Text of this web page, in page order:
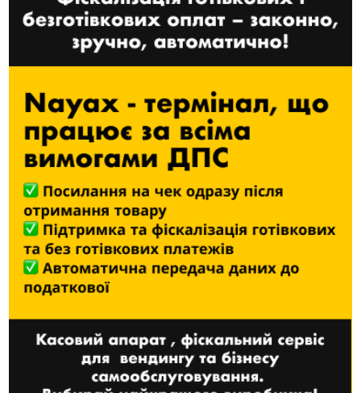
ЧИТАТИ ДАЛІ
Nayax пропонує
передплачені торговельні
рішення для підвищення
лояльності клієнтів